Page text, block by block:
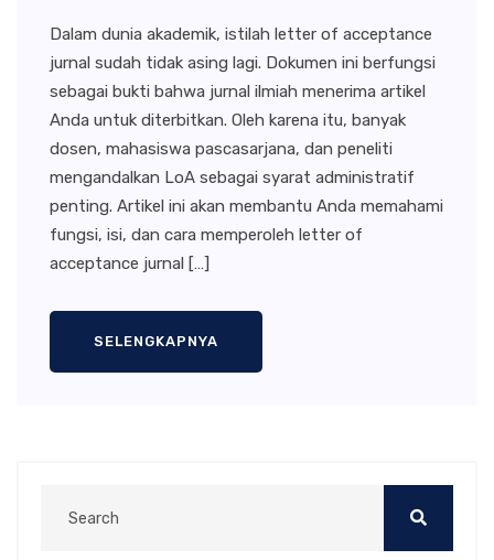
Dalam dunia akademik, istilah letter of acceptance
jurnal sudah tidak asing lagi. Dokumen ini berfungsi
sebagai bukti bahwa jurnal ilmiah menerima artikel
Anda untuk diterbitkan. Oleh karena itu, banyak
dosen, mahasiswa pascasarjana, dan peneliti
mengandalkan LoA sebagai syarat administratif
penting. Artikel ini akan membantu Anda memahami
fungsi, isi, dan cara memperoleh letter of
acceptance jurnal […]
SELENGKAPNYA